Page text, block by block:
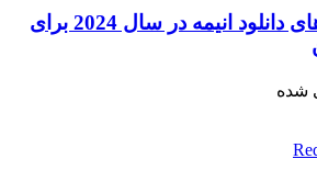
بهترین برنامه های دانلود انیمه در سال 2024 برای
شده